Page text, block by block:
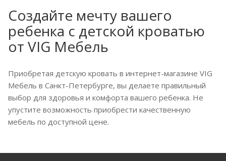
Создайте мечту вашего
ребенка с детской кроватью
от VIG Мебель
Приобретая детскую кровать в интернет-магазине VIG
Мебель в Санкт-Петербурге, вы делаете правильный
выбор для здоровья и комфорта вашего ребенка. Не
упустите возможность приобрести качественную
мебель по доступной цене.